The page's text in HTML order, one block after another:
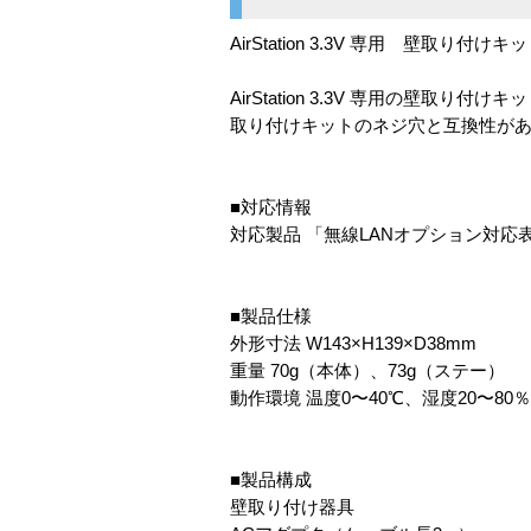
AirStation 3.3V 専用 壁取り付けキッ
AirStation 3.3V 専用の壁取り付けキ
取り付けキットのネジ穴と互換性が
■対応情報
対応製品 「無線LANオプション対応
■製品仕様
外形寸法 W143×H139×D38mm
重量 70g（本体）、73g（ステー）
動作環境 温度0〜40℃、湿度20〜80
■製品構成
壁取り付け器具